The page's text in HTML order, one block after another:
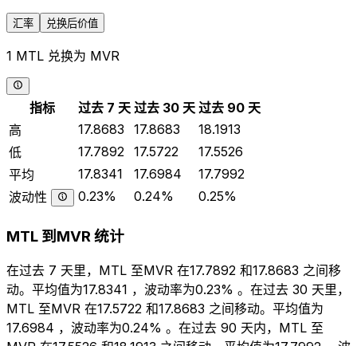
汇率 兑换后价值
1 MTL 兑换为 MVR
指标 过去 7 天 过去 30 天 过去 90 天
高
17.8683 17.8683
18.1913
低
17.7892 17.5722
17.5526
平均
17.8341 17.6984
17.7992
波动性
0.23% 0.24% 0.25%
MTL 到MVR 统计
在过去 7 天里，MTL 至MVR 在17.7892 和17.8683 之间移
动。平均值为17.8341 ，波动率为0.23% 。在过去 30 天里，
MTL 至MVR 在17.5722 和17.8683 之间移动。平均值为
17.6984 ，波动率为0.24% 。在过去 90 天内，MTL 至